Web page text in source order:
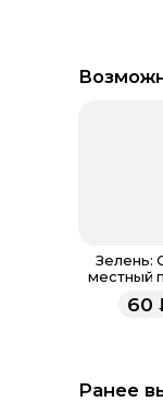
Зелень:
местный
60
Ранее